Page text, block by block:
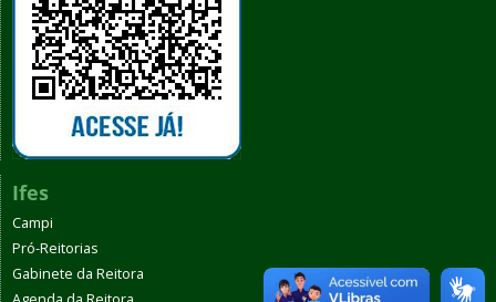
Ifes
Campi
Pró-Reitorias
Gabinete da Reitora